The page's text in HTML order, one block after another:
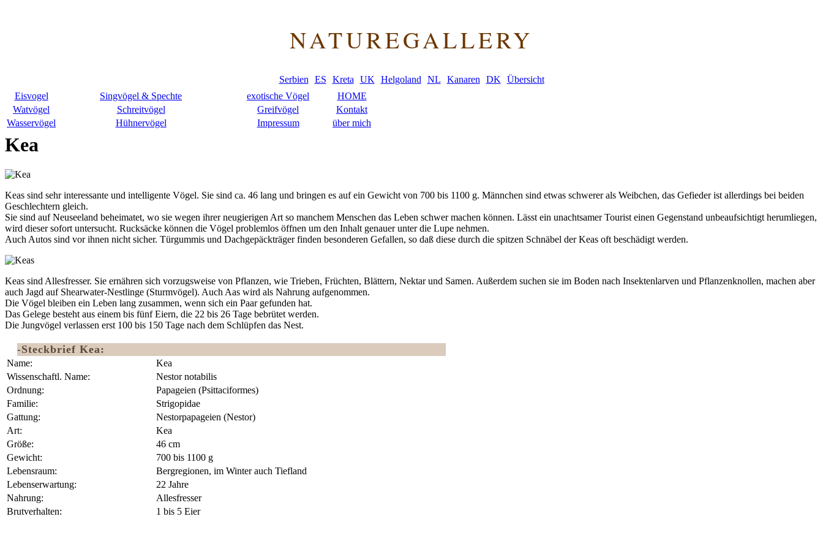
NATUREGALLERY
Serbien ES Kreta UK Helgoland NL Kanaren DK
Übersicht
Eisvogel
Singvögel & Spechte exotische Vögel
HOME
Watvögel
Schreitvögel Greifvögel
Kontakt
Wasservögel
Hühnervögel Impressum über mich
Kea
Keas sind sehr interessante und intelligente Vögel. Sie sind ca. 46 lang und bringen es auf ein Gewicht von 700 bis 1100 g. Männchen sind etwas schwerer als Weibchen, das Gefieder ist allerdings bei beiden
Geschlechtern gleich.
Sie sind auf Neuseeland beheimatet, wo sie wegen ihrer neugierigen Art so manchem Menschen das Leben schwer machen können. Lässt ein unachtsamer Tourist einen Gegenstand unbeaufsichtigt herumliegen,
wird dieser sofort untersucht. Rucksäcke können die Vögel problemlos öffnen um den Inhalt genauer unter die Lupe nehmen.
Auch Autos sind vor ihnen nicht sicher. Türgummis und Dachgepäckträger finden besonderen Gefallen, so daß diese durch die spitzen Schnäbel der Keas oft beschädigt werden.
Keas sind Allesfresser. Sie ernähren sich vorzugsweise von Pflanzen, wie Trieben, Früchten, Blättern, Nektar und Samen. Außerdem suchen sie im Boden nach Insektenlarven und Pflanzenknollen, machen aber
auch Jagd auf Shearwater-Nestlinge (Sturmvögel). Auch Aas wird als Nahrung aufgenommen.
Die Vögel bleiben ein Leben lang zusammen, wenn sich ein Paar gefunden hat.
Das Gelege besteht aus einem bis fünf Eiern, die 22 bis 26 Tage bebrütet werden.
Die Jungvögel verlassen erst 100 bis 150 Tage nach dem Schlüpfen das Nest.
-Steckbrief Kea:
Name:
Kea
Wissenschaftl. Name:
Nestor notabilis
Ordnung:
Papageien (Psittaciformes)‎
Familie:
Strigopidae
Gattung:
Nestorpapageien (Nestor)
Art:
Kea
Größe:
46 cm
Gewicht:
700 bis 1100 g
Lebensraum:
Bergregionen, im Winter auch Tiefland
Lebenserwartung:
22 Jahre
Nahrung:
Allesfresser
Brutverhalten:
1 bis 5 Eier